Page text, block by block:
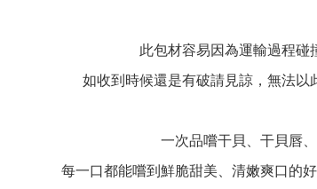
此包材容易因為運輸過程碰
如收到時候還是有破請見諒，無法以
一次品嚐干貝、干貝唇
每一口都能嚐到鮮脆甜美、清嫩爽口的